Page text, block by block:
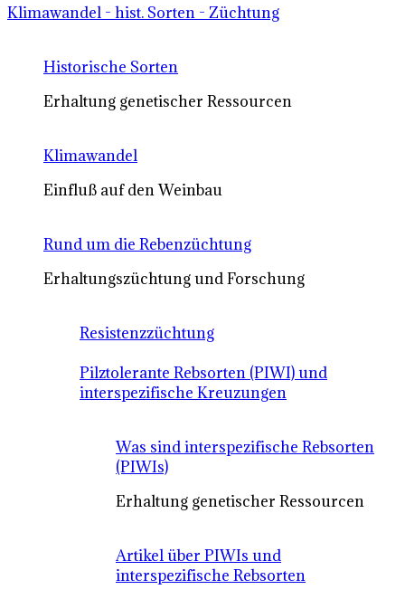
Klimawandel - hist. Sorten - Züchtung
Historische Sorten
Erhaltung genetischer Ressourcen
Klimawandel
Einfluß auf den Weinbau
Rund um die Rebenzüchtung
Erhaltungszüchtung und Forschung
Resistenzzüchtung
Pilztolerante Rebsorten (PIWI) und
interspezifische Kreuzungen
Was sind interspezifische Rebsorten
(PIWIs)
Erhaltung genetischer Ressourcen
Artikel über PIWIs und
interspezifische Rebsorten